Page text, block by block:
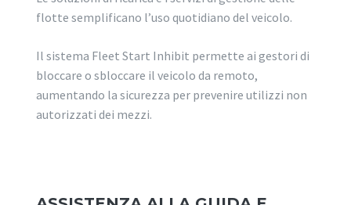
flotte semplificano l’uso quotidiano del veicolo.
Il sistema Fleet Start Inhibit permette ai gestori di
bloccare o sbloccare il veicolo da remoto,
aumentando la sicurezza per prevenire utilizzi non
autorizzati dei mezzi.